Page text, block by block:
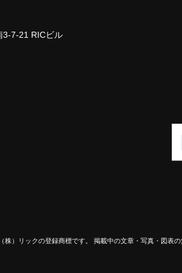
3-7-21 RICビル
株）リックの登録商標です。 掲載中の文章・写真・図表の